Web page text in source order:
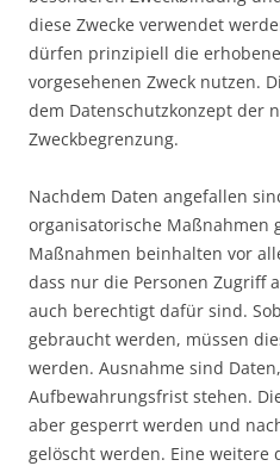
diese Zwecke verwendet
dürfen prinzipiell die
vorgesehenen Zweck nutzen.
dem Datenschutzkonzept der
Zweckbegrenzung.
Nachdem Daten angefallen
organisatorische Maßnahmen
Maßnahmen beinhalten vor
dass nur die Personen Zugriff
auch berechtigt dafür sind.
gebraucht werden, müssen
werden. Ausnahme sind
Aufbewahrungsfrist stehen.
aber gesperrt werden und
gelöscht werden. Eine weitere